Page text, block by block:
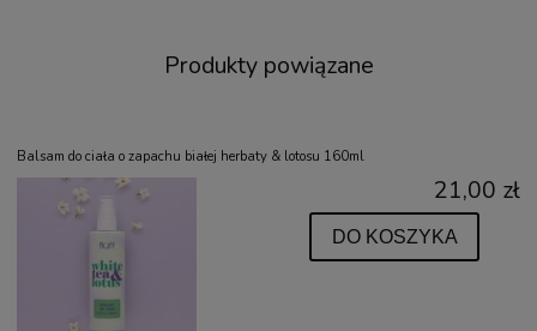
Produkty powiązane
Balsam do ciała o zapachu białej herbaty & lotosu 160ml
21,00 zł
DO KOSZYKA